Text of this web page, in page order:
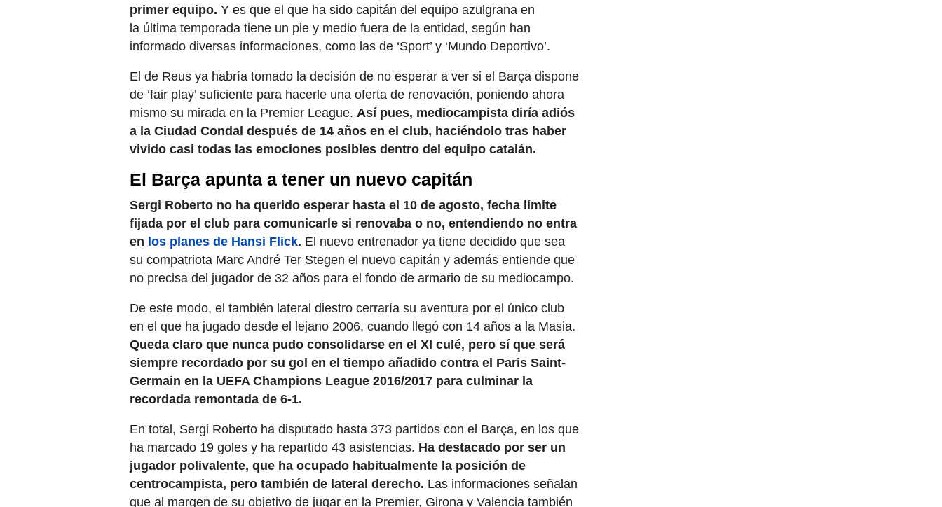
primer equipo. Y es que el que ha sido capitán del equipo azulgrana en
la última temporada tiene un pie y medio fuera de la entidad, según han
informado diversas informaciones, como las de ‘Sport’ y ‘Mundo Deportivo’.
El de Reus ya habría tomado la decisión de no esperar a ver si el Barça dispone
de ‘fair play’ suficiente para hacerle una oferta de renovación, poniendo ahora
mismo su mirada en la Premier League. Así pues, mediocampista diría adiós
a la Ciudad Condal después de 14 años en el club, haciéndolo tras haber
vivido casi todas las emociones posibles dentro del equipo catalán.
El Barça apunta a tener un nuevo capitán
Sergi Roberto no ha querido esperar hasta el 10 de agosto, fecha límite
fijada por el club para comunicarle si renovaba o no, entendiendo no entra
en los planes de Hansi Flick. El nuevo entrenador ya tiene decidido que sea
su compatriota Marc André Ter Stegen el nuevo capitán y además entiende que
no precisa del jugador de 32 años para el fondo de armario de su mediocampo.
De este modo, el también lateral diestro cerraría su aventura por el único club
en el que ha jugado desde el lejano 2006, cuando llegó con 14 años a la Masia.
Queda claro que nunca pudo consolidarse en el XI culé, pero sí que será
siempre recordado por su gol en el tiempo añadido contra el Paris Saint-
Germain en la UEFA Champions League 2016/2017 para culminar la
recordada remontada de 6-1.
En total, Sergi Roberto ha disputado hasta 373 partidos con el Barça, en los que
ha marcado 19 goles y ha repartido 43 asistencias. Ha destacado por ser un
jugador polivalente, que ha ocupado habitualmente la posición de
centrocampista, pero también de lateral derecho. Las informaciones señalan
que al margen de su objetivo de jugar en la Premier, Girona y Valencia también